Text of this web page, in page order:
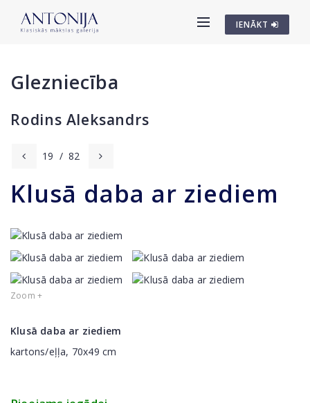
IENĀKT
Glezniecība
Rodins Aleksandrs
19 / 82
Klusā daba ar ziediem
Zoom +
Klusā daba ar ziediem
kartons/eļļa, 70x49 cm